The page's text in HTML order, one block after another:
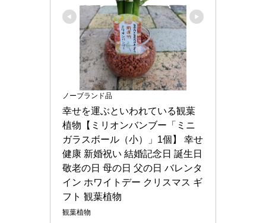
ノーブランド品
幸せを運ぶといわれている観葉
植物【ミリオンバンブー「ミニ
ガラスボール（小）」1個】 幸せ
健康 新婚祝い 結婚記念日 誕生日
敬老の日 母の日 父の日 バレンタ
イン ホワイトデー クリスマス ギ
フト 観葉植物
観葉植物